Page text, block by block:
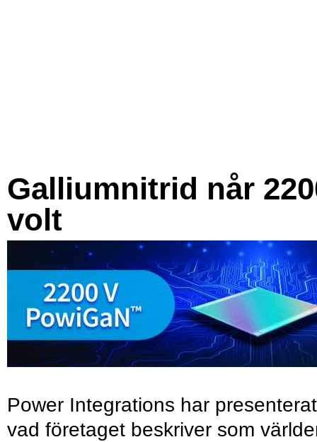
Galliumnitrid når
volt
Power Integrations har presenterat
vad företaget beskriver som